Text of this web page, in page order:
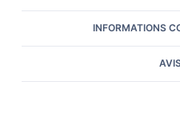
INFORMATIONS